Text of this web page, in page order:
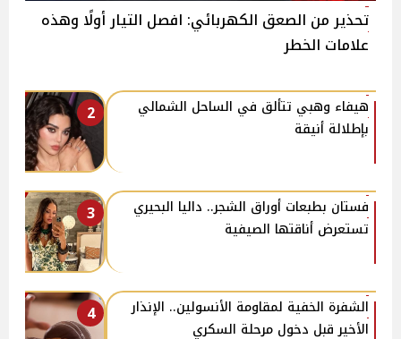
تحذير من الصعق الكهربائي: افصل التيار أولًا وهذه
علامات الخطر
2
هيفاء وهبي تتألق في الساحل الشمالي
بإطلالة أنيقة
3
فستان بطبعات أوراق الشجر.. داليا البحيري
تستعرض أناقتها الصيفية
4
الشفرة الخفية لمقاومة الأنسولين.. الإنذار
الأخير قبل دخول مرحلة السكري